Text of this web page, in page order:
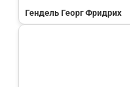
Гендель Георг Фридрих